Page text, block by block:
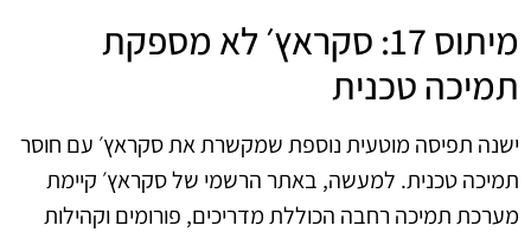
מיתוס 17: סקראץ׳ לא מספקת
תמיכה טכנית
ישנה תפיסה מוטעית נוספת שמקשרת את סקראץ׳ עם חוסר
תמיכה טכנית. למעשה, באתר הרשמי של סקראץ׳ קיימת
מערכת תמיכה רחבה הכוללת מדריכים, פורומים וקהילות